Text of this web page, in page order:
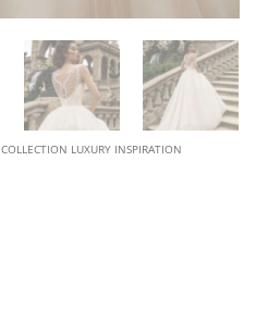
COLLECTION LUXURY INSPIRATION